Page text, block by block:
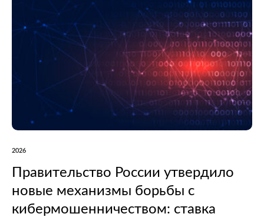
2026
Правительство России утвердило
новые механизмы борьбы с
кибермошенничеством: ставка